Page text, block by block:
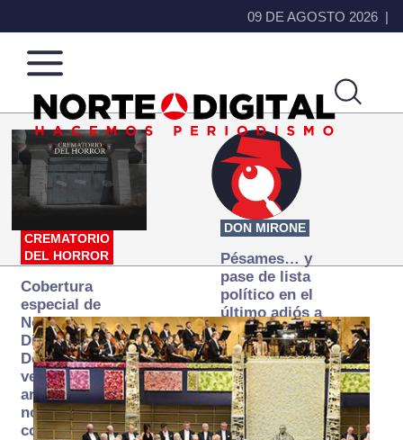
09 DE AGOSTO 2026
Norte
de
Ciudad
Más
que
noticias,
hacemos periodismo
CREMATORIO
DEL HORROR
Cobertura
especial de
Norte
Digital:
Donde la
verdad
arde… pero
no se
consume
DON MIRONE
Pésames… y
pase de lista
político en el
último adiós a
Papá Grande